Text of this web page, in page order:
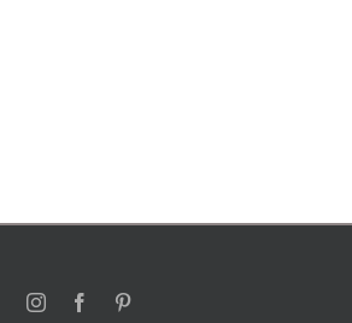
InstagramFacebook